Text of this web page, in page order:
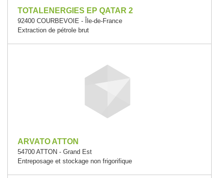
TOTALENERGIES EP QATAR 2
92400 COURBEVOIE - Île-de-France
Extraction de pétrole brut
ARVATO ATTON
54700 ATTON - Grand Est
Entreposage et stockage non frigorifique